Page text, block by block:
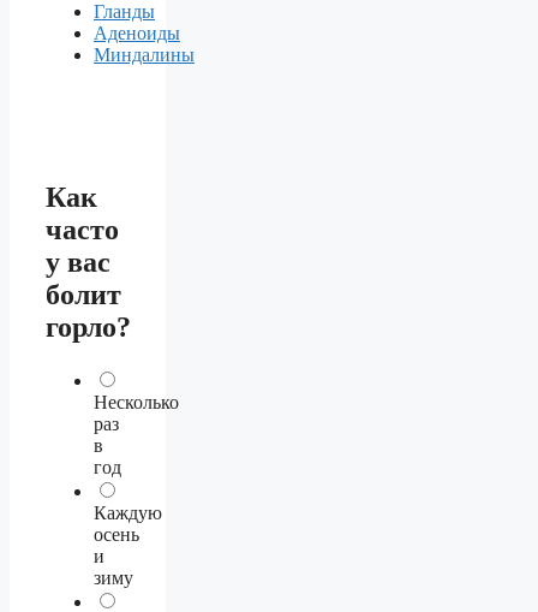
Гланды
Аденоиды
Миндалины
Как
часто
у вас
болит
горло?
Несколько
раз
в
год
Каждую
осень
и
зиму